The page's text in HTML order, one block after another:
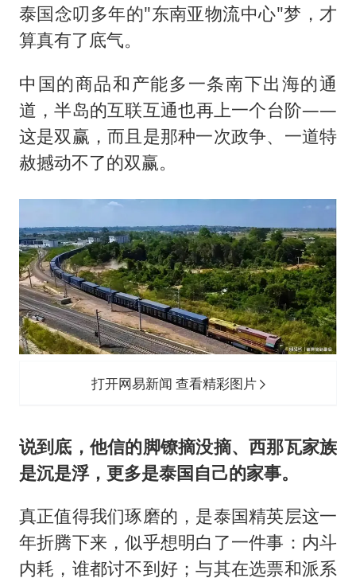
泰国念叨多年的"东南亚物流中心"梦，才
算真有了底气。
中国的商品和产能多一条南下出海的通
道，半岛的互联互通也再上一个台阶——
这是双赢，而且是那种一次政争、一道特
赦撼动不了的双赢。
打开网易新闻 查看精彩图片
说到底，他信的脚镣摘没摘、西那瓦家族
是沉是浮，更多是泰国自己的家事。
真正值得我们琢磨的，是泰国精英层这一
年折腾下来，似乎想明白了一件事：内斗
内耗，谁都讨不到好；与其在选票和派系